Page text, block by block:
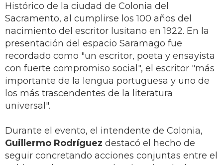
Histórico de la ciudad de Colonia del
Sacramento, al cumplirse los 100 años del
nacimiento del escritor lusitano en 1922. En la
presentación del espacio Saramago fue
recordado como "un escritor, poeta y ensayista
con fuerte compromiso social", el escritor "más
importante de la lengua portuguesa y uno de
los más trascendentes de la literatura
universal".
Durante el evento, el intendente de Colonia,
Guillermo Rodríguez destacó el hecho de
seguir concretando acciones conjuntas entre el